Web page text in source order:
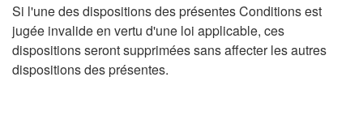
Si l'une des dispositions des présentes Conditions est
jugée invalide en vertu d'une loi applicable, ces
dispositions seront supprimées sans affecter les autres
dispositions des présentes.